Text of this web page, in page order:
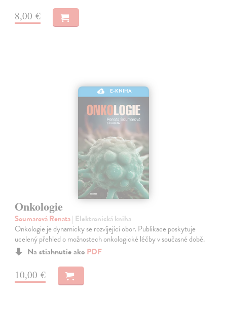
8,00 €
E-KNIHA
Onkologie
Soumarová Renata| Elektronická kniha
Onkologie je dynamicky se rozvíjející obor. Publikace poskytuje
ucelený přehled o možnostech onkologické léčby v současné době.
Na stiahnutie ako PDF
10,00 €